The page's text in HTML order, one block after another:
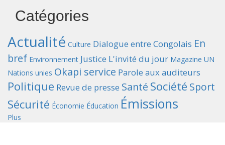
Catégories
Actualité Culture Dialogue entre Congolais En
bref Environnement Justice L'invité du jour Magazine UN
Nations unies Okapi service Parole aux auditeurs
Politique Revue de presse Santé Société Sport
Sécurité Économie Éducation Émissions
Plus